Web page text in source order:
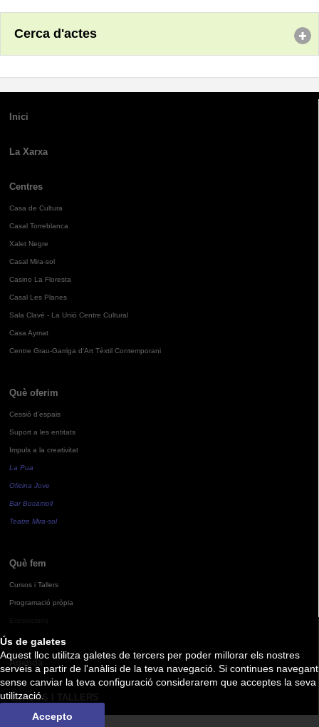
Ús de galetes
Aquest lloc utilitza galetes de tercers per poder millorar els nostres
serveis a partir de l'anàlisi de la teva navegació. Si continues navegant
sense canviar la teva configuració considerarem que acceptes la seva
utilització.
Accepto
Cerca d'actes
Inici
La Xarxa
Centres
Casa de Cultura
Casal Torreblanca
Xalet Negre
Casal Mira-sol
Casino La Floresta
Casal Les Planes
Sala Clavé - La Unió Centre Cultural
Casa Aymat
Centre Grau-Garriga d'Art Tèxtil Contemporani
Què oferim
Cessió d'espais
Suport a les entitats
Impuls a la creativitat
La Pua
Oficina Jove
Bar Bocamoll
Teatre Mira-sol
Què fem
Cursos i Tallers
Programació pròpia
Agenda
CURSOS I TALLERS